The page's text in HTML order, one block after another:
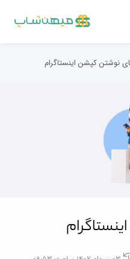
نوشتن کپشن اینستاگرام